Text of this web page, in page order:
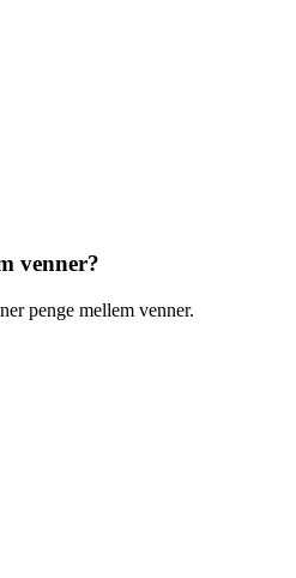
venner?
penge mellem venner.